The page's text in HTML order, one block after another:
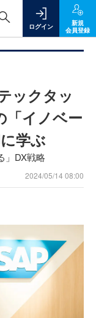
ログイン
新規
会員登録
ックタッ
「イノベー
学ぶ
」DX戦略
2024/05/14 08:00